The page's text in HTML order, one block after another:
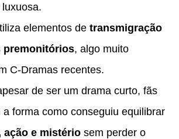
elementos de transmigração
premonitórios, algo muito
C-Dramas recentes.
de ser um drama curto, fãs
a forma como conseguiu equilibrar
ação e mistério sem perder o